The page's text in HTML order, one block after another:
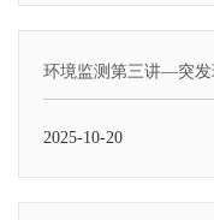
环境监测第三讲—突发
2025-10-20